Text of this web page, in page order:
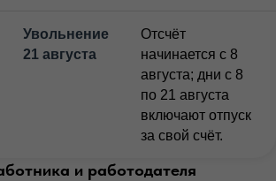
Увольнение
21 августа
Отсчёт
начинается с 8
августа; дни с 8
по 21 августа
включают отпуск
за свой счёт.
и работодателя